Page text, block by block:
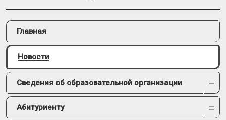
Главная
Новости
Сведения об образовательной организации
Абитуриенту